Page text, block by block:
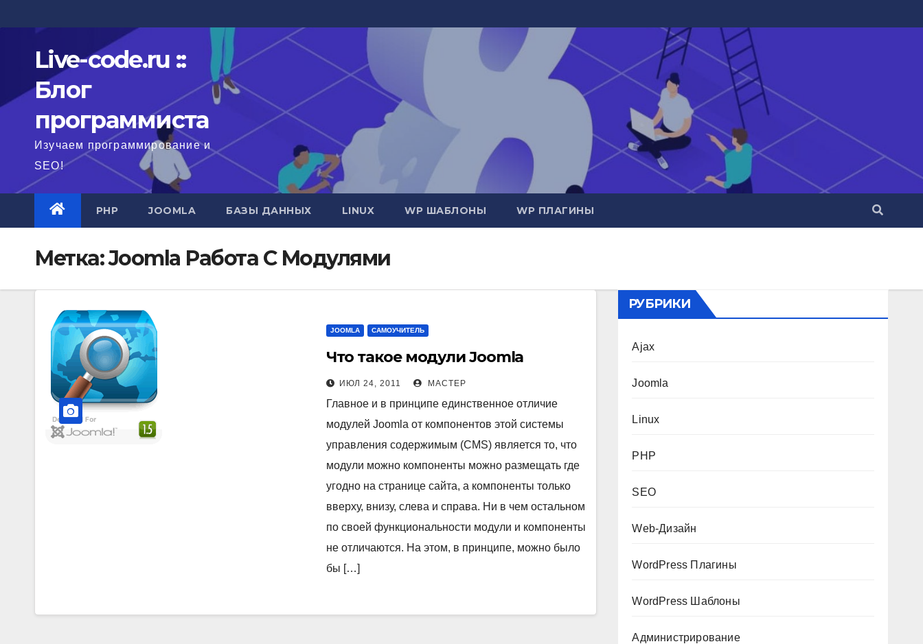
к
содержимомуLive-code.ru ::
Блог
программиста
Изучаем программирование и
SEO!
PHP JOOMLA БАЗЫ ДАННЫХ LINUX WP ШАБЛОНЫ WP ПЛАГИНЫ
Метка:Joomla Работа С Модулями
JOOMLA САМОУЧИТЕЛЬ
Что такое модули Joomla
ИЮЛ 24, 2011 МАСТЕР
Главное и в принципе единственное отличие
модулей Joomla от компонентов этой системы
управления содержимым (CMS) является то, что
модули можно компоненты можно размещать где
угодно на странице сайта, а компоненты только
вверху, внизу, слева и справа. Ни в чем остальном
по своей функциональности модули и компоненты
не отличаются. На этом, в принципе, можно было
бы […]
РУБРИКИ
Ajax
Joomla
Linux
PHP
SEO
Web-Дизайн
WordPress Плагины
WordPress Шаблоны
Администрирование